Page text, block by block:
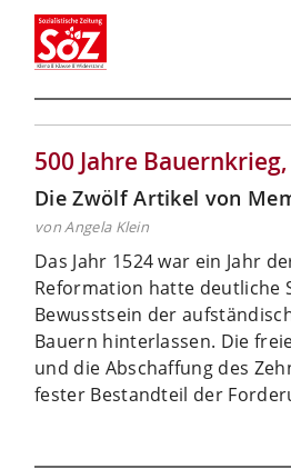
500 Jahre
Die Zwölf Artikel von
von Angela Klein
Das Jahr 1524 war ein Jahr
Reformation hatte deutliche
Bewusstsein der
Bauern hinterlassen. Die
und die Abschaffung des
fester Bestandteil der